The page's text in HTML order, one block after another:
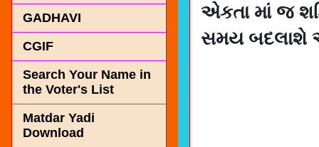
એકતા માં જ
સમય બદલાશે
GADHAVI
CGIF
Search Your Name in
the Voter's List
Matdar Yadi
Download